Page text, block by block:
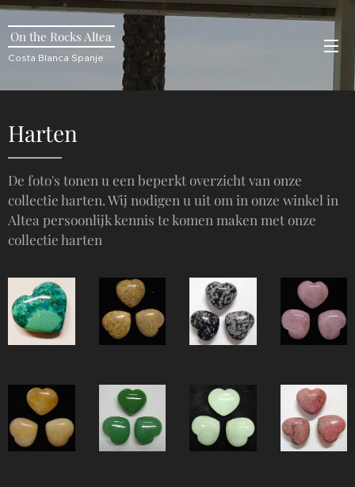
On the Rocks Altea
Costa Blanca Spanje
Harten
De foto's tonen u een beperkt overzicht van onze
collectie harten. Wij nodigen u uit om in onze winkel in
Altea persoonlijk kennis te komen maken met onze
collectie harten